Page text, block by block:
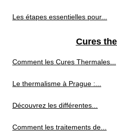
Les étapes essentielles pour...
Cures
Comment les Cures Thermales...
Le thermalisme à Prague :...
Découvrez les différentes...
Comment les traitements de...